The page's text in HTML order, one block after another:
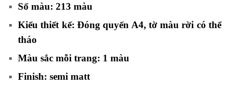
Số màu: 213 màu
Kiểu thiết kế: Đóng quyển A4, tờ màu rời có thể
tháo
Màu sắc mỗi trang: 1 màu
Finish: semi matt